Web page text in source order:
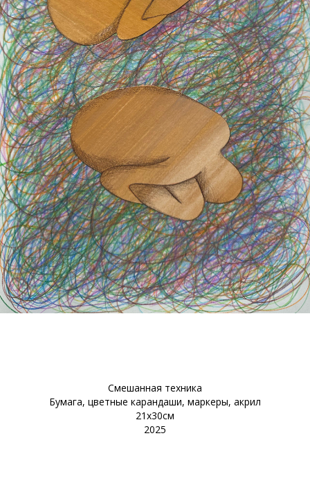
Смешанная техника
Бумага, цветные карандаши, маркеры, акрил
21х30см
2025